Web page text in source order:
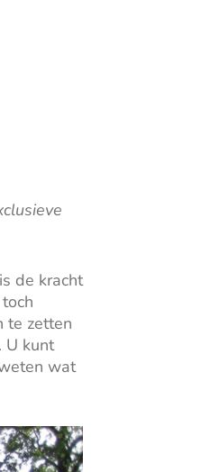
de kracht
te zetten
U kunt
wat